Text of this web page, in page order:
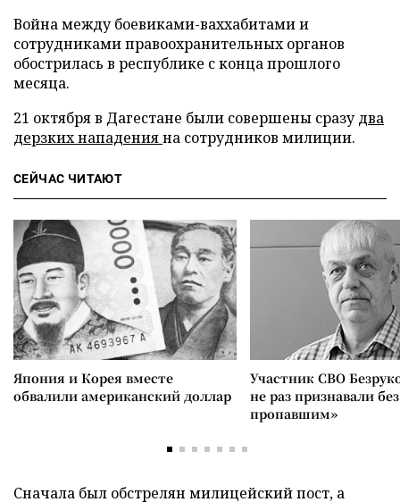
Война между боевиками-ваххабитами и
сотрудниками правоохранительных органов
обострилась в республике с конца прошлого
месяца.
21 октября в Дагестане были совершены сразудва
дерзких нападенияна сотрудников милиции.
СЕЙЧАС ЧИТАЮТ
Япония и Корея вместе
обвалили американский доллар
Участник СВО
не раз признавали
пропавшим»
Сначала был обстрелян милицейский пост, а